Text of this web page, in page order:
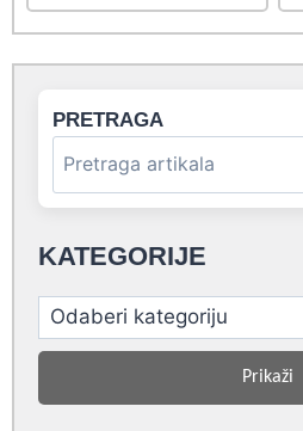
PRETRAGA
KATEGORIJE
Prikaži